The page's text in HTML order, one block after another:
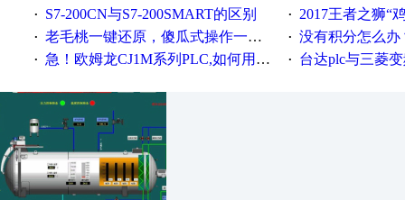
· S7-200CN与S7-200SMART的区别 · 2017王者之狮“鸡”情签到
· 老毛桃一键还原，傻瓜式操作一键轻松备份还原；程序为向导式安装，一键即可实现自动备份或还原系统。 · 没有积分怎么办
· 急！欧姆龙CJ1M系列PLC,如何用时间控制变频器。要求时间在组态王中可以自由输入！拜托各位大神了！ · 台达plc与三菱